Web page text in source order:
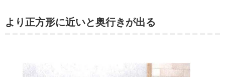
より正方形に近いと奥行きが出る